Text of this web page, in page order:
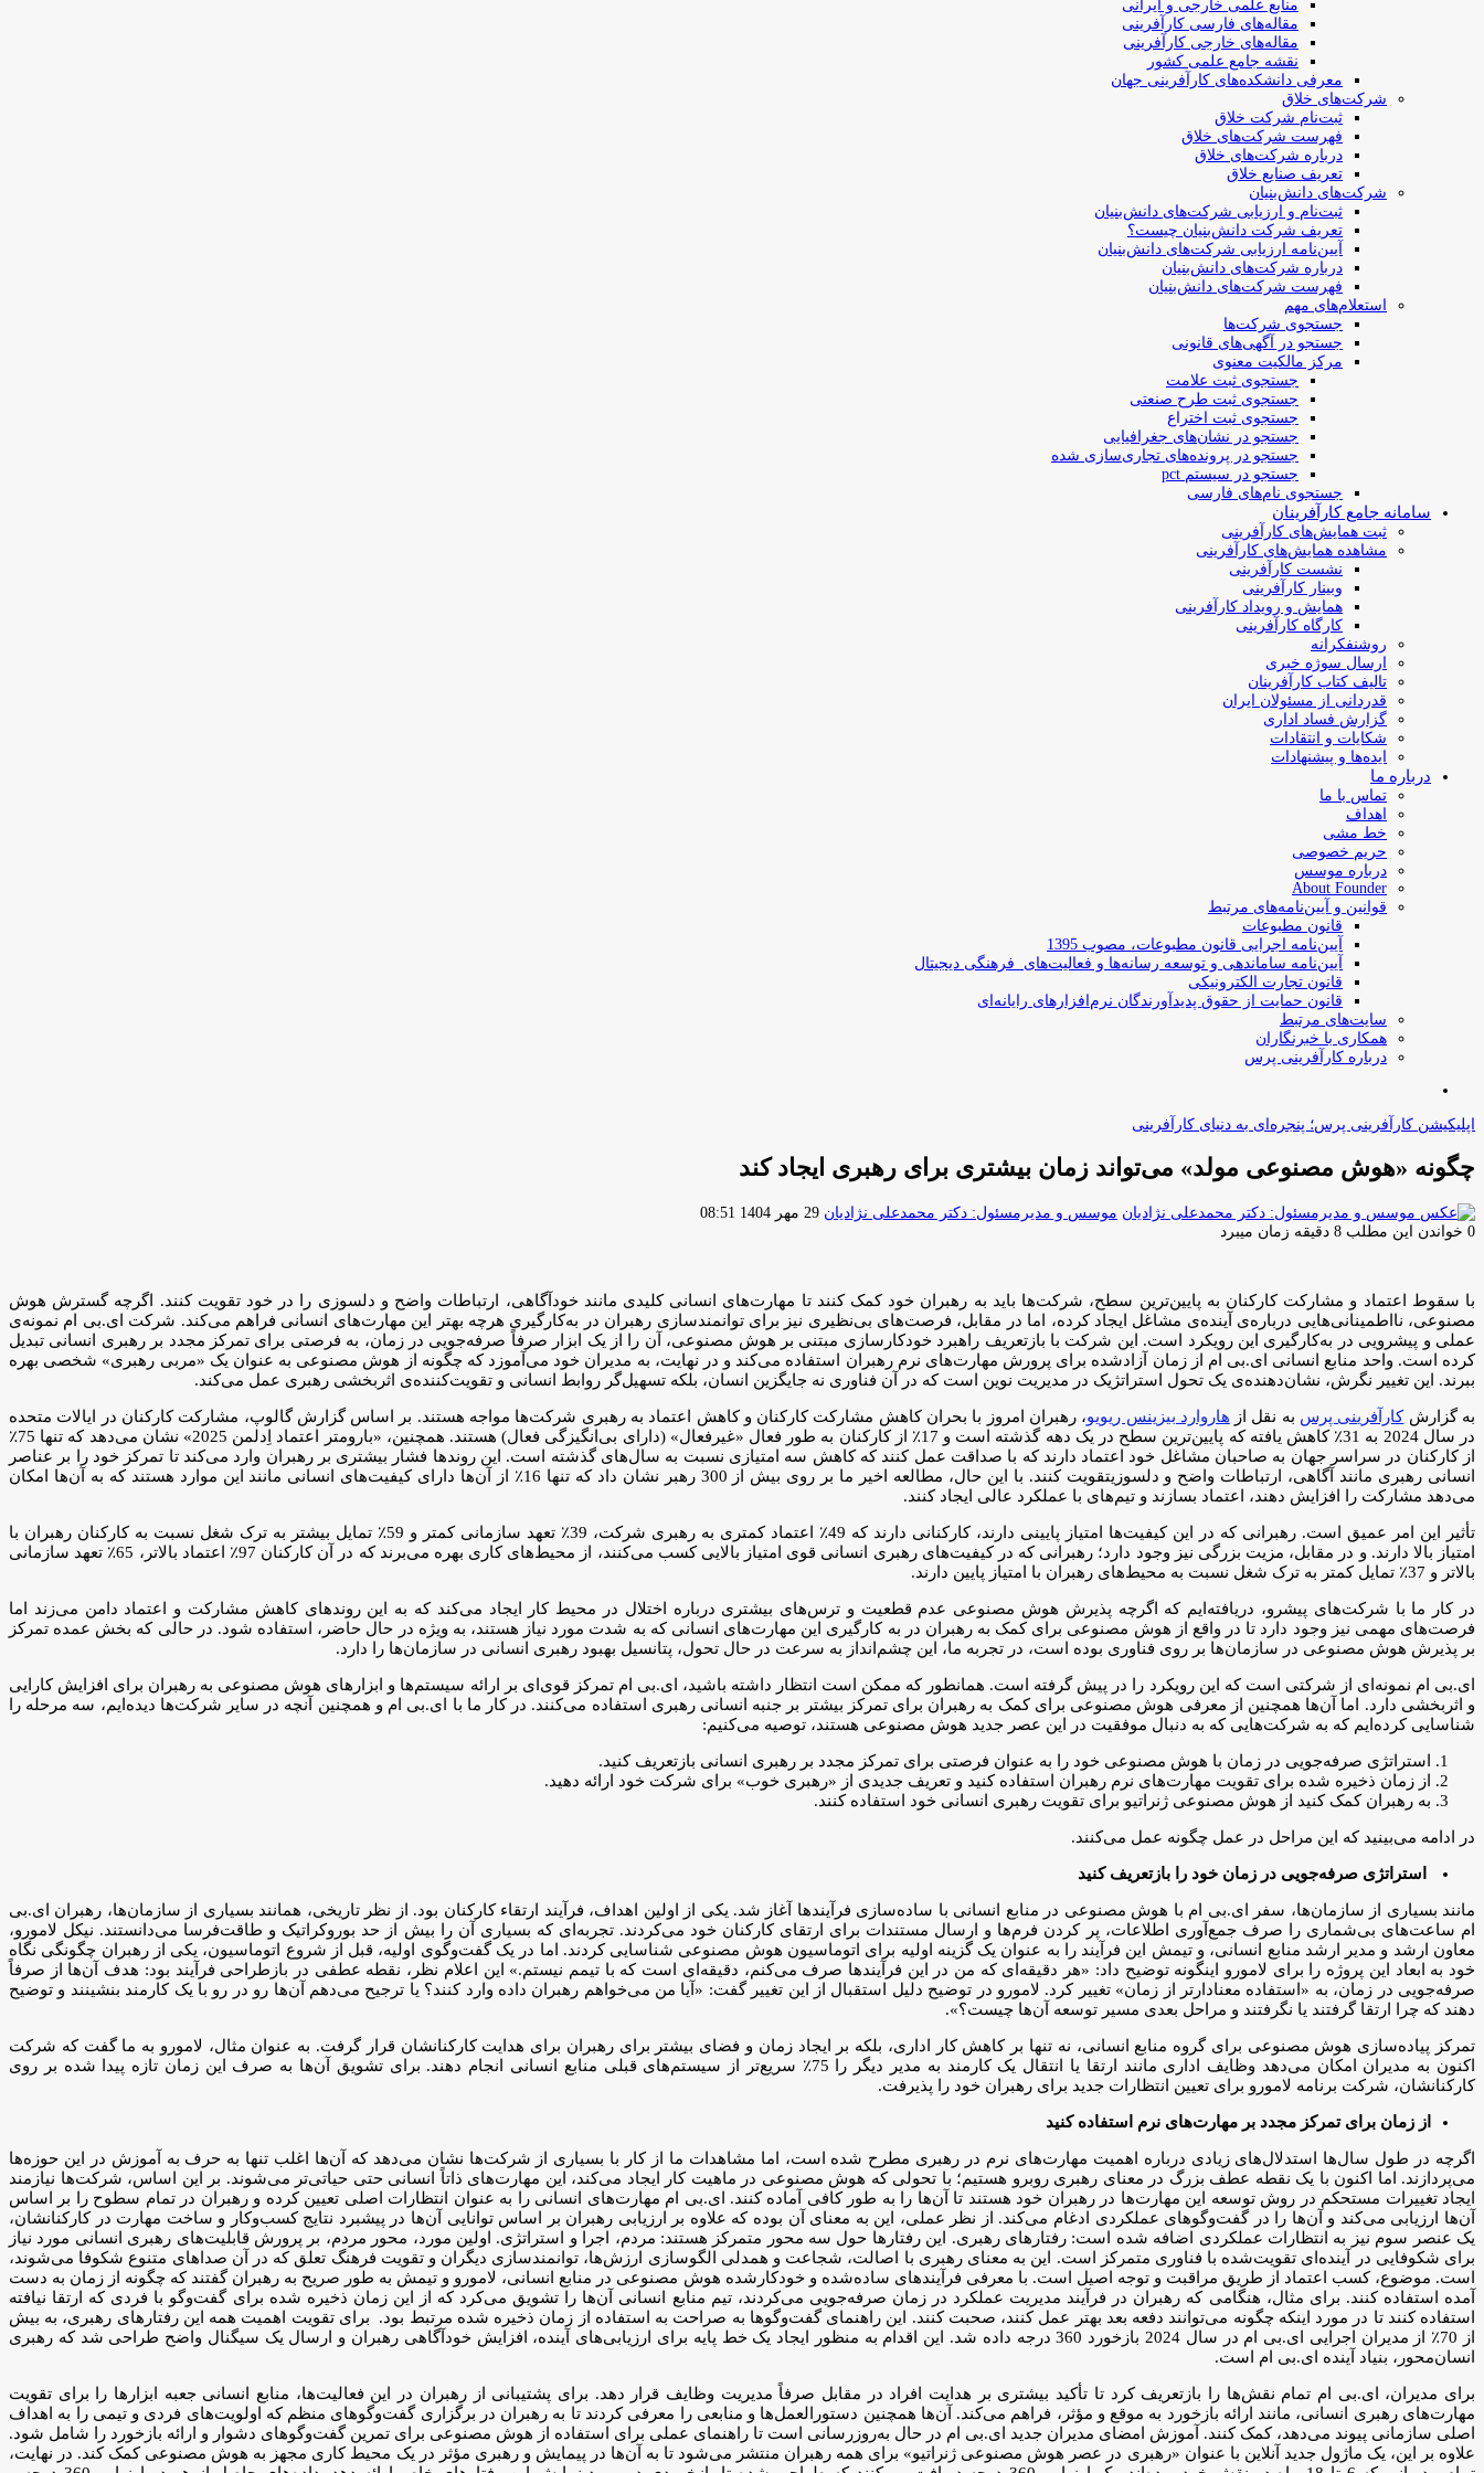
منابع علمی خارجی و ایرانی
مقاله‌های فارسی کارآفرینی
مقاله‌های خارجی کارآفرینی
نقشه جامع علمی کشور
معرفی دانشکده‌های کارآفرینی جهان
شرکت‌های خلاق
ثبت‌نام شرکت خلاق
فهرست شرکت‌های خلاق
درباره شرکت‌های خلاق
تعریف صنایع خلاق
شرکت‌های دانش‌بنیان
ثبت‌نام و ارزیابی شرکت‌های دانش‌بنیان
تعریف شرکت دانش‌بنیان چیست؟
آیین‌نامه ارزیابی شرکت‌های دانش‌بنیان
درباره شرکت‌های دانش‌بنیان
فهرست شرکت‌های دانش‌بنیان
استعلام‌های مهم
جستجوی شرکت‌ها
جستجو در آگهی‌های قانونی
مرکز مالکیت معنوی
جستجوی ثبت علامت
جستجوی ثبت طرح صنعتی
جستجوی ثبت اختراع
جستجو در نشان‌های جغرافیایی
جستجو در پرونده‌های تجاری‌سازی شده
جستجو در سیستم pct
جستجوی نام‌های فارسی
سامانه جامع کارآفرینان
ثبت همایش‌های کارآفرینی
مشاهده همایش‌های کارآفرینی
نشست کارآفرینی
وبینار کارآفرینی
همایش و رویداد کارآفرینی
کارگاه کارآفرینی
روشنفکرانه
ارسال سوژه‌ خبری
تالیف کتاب کارآفرینان
قدردانی از مسئولان ایران
گزارش فساد اداری
شکایات و انتقادات
ایده‌ها و پیشنهادات
درباره ما
تماس با ما
اهداف
خط مشی
حریم خصوصی
درباره موسس
About Founder
قوانین و آیین‌نامه‌های مرتبط
‌قانون مطبوعات
آیین‌نامه اجرایی قانون مطبوعات، مصوب 1395
آیین‌نامه سامان­دهی و توسعه رسانه­‌ها و فعالیت‌­های فرهنگی دیجیتال
قانون تجارت الکترونیکی
قانون حمایت از حقوق پدیدآورندگان نرم‌افزارهای رایانه‌ای
سایت‌های مرتبط
همکاری با خبرنگاران
درباره کارآفرینی پرس
اپلیکیشن کارآفرینی پرس؛ پنجره‌ای به دنیای کارآفرینی
چگونه «هوش مصنوعی مولد» می‌تواند زمان بیشتری برای رهبری ایجاد کند
موسس و مدیرمسئول: دکتر محمدعلی نژادیان ارسال
29 مهر 1404 08:51
0 خواندن این مطلب 8 دقیقه زمان میبرد
با سقوط اعتماد و مشارکت کارکنان به پایین‌ترین سطح، شرکت‌ها باید به رهبران خود کمک کنند تا مهارت‌های انسانی کلیدی مانند خودآگاهی، ارتباطات واضح و دلسوزی را در خود تقویت کنند. اگرچه گسترش هوش
مصنوعی، نااطمینانی‌هایی درباره‌ی آینده‌ی مشاغل ایجاد کرده، اما در مقابل، فرصت‌های بی‌نظیری نیز برای توانمندسازی رهبران در به‌کارگیری هرچه بهتر این مهارت‌های انسانی فراهم می‌کند. شرکت ای.بی ام نمونه‌ی
عملی و پیشرویی در به‌کارگیری این رویکرد است. این شرکت با بازتعریف راهبرد خودکارسازی مبتنی بر هوش مصنوعی، آن را از یک ابزار صرفاً صرفه‌جویی در زمان، به فرصتی برای تمرکز مجدد بر رهبری انسانی تبدیل
کرده است. واحد منابع انسانی ای.بی ام از زمان آزادشده برای پرورش مهارت‌های نرم رهبران استفاده می‌کند و در نهایت، به مدیران خود می‌آموزد که چگونه از هوش مصنوعی به عنوان یک «مربی رهبری» شخصی بهره
ببرند. این تغییر نگرش، نشان‌دهنده‌ی یک تحول استراتژیک در مدیریت نوین است که در آن فناوری نه جایگزین انسان، بلکه تسهیل‌گر روابط انسانی و تقویت‌کننده‌ی اثربخشی رهبری عمل می‌کند.
به گزارشکارآفرینی پرس به نقل از هاروارد بیزینس ریویو، رهبران امروز با بحران کاهش مشارکت کارکنان و کاهش اعتماد به رهبری شرکت‌ها مواجه هستند. بر اساس گزارش گالوپ، مشارکت کارکنان در ایالات متحده
در سال 2024 به 31٪ کاهش یافته که پایین‌ترین سطح در یک دهه گذشته است و 17٪ از کارکنان به طور فعال «غیرفعال» (دارای بی‌انگیزگی فعال) هستند. همچنین، «بارومتر اعتماد اِدلمن 2025» نشان می‌دهد که تنها 75٪
از کارکنان در سراسر جهان به صاحبان مشاغل خود اعتماد دارند که با صداقت عمل کنند که کاهش سه امتیازی نسبت به سال‌های گذشته است. این روندها فشار بیشتری بر رهبران وارد می‌کند تا تمرکز خود را بر عناصر
انسانی رهبری مانند آگاهی، ارتباطات واضح و دلسوزیتقویت کنند. با این حال، مطالعه اخیر ما بر روی بیش از 300 رهبر نشان داد که تنها 16٪ از آن‌ها دارای کیفیت‌های انسانی مانند این موارد هستند که به آن‌ها امکان
می‌دهد مشارکت را افزایش دهند، اعتماد بسازند و تیم‌های با عملکرد عالی ایجاد کنند.
تأثیر این امر عمیق است. رهبرانی که در این کیفیت‌ها امتیاز پایینی دارند، کارکنانی دارند که 49٪ اعتماد کمتری به رهبری شرکت، 39٪ تعهد سازمانی کمتر و 59٪ تمایل بیشتر به ترک شغل نسبت به کارکنان رهبران با
امتیاز بالا دارند. و در مقابل، مزیت بزرگی نیز وجود دارد؛ رهبرانی که در کیفیت‌های رهبری انسانی قوی امتیاز بالایی کسب می‌کنند، از محیط‌های کاری بهره می‌برند که در آن کارکنان 97٪ اعتماد بالاتر، 65٪ تعهد سازمانی
بالاتر و 37٪ تمایل کمتر به ترک شغل نسبت به محیط‌های رهبران با امتیاز پایین دارند.
در کار ما با شرکت‌های پیشرو، دریافته‌ایم که اگرچه پذیرش هوش مصنوعی عدم قطعیت و ترس‌های بیشتری درباره اختلال در محیط کار ایجاد می‌کند که به این روندهای کاهش مشارکت و اعتماد دامن می‌زند اما
فرصت‌های مهمی نیز وجود دارد تا در واقع از هوش مصنوعی برای کمک به رهبران در به کارگیری این مهارت‌های انسانی که به شدت مورد نیاز هستند، به ویژه در حال حاضر، استفاده شود. در حالی که بخش عمده تمرکز
بر پذیرش هوش مصنوعی در سازمان‌ها بر روی فناوری بوده است، در تجربه ما، این چشم‌انداز به سرعت در حال تحول، پتانسیل بهبود رهبری انسانی در سازمان‌ها را دارد.
ای.بی ام نمونه‌ای از شرکتی است که این رویکرد را در پیش گرفته است. همانطور که ممکن است انتظار داشته باشید، ای.بی ام تمرکز قوی‌ای بر ارائه سیستم‌ها و ابزارهای هوش مصنوعی به رهبران برای افزایش کارایی
و اثربخشی دارد. اما آن‌ها همچنین از معرفی هوش مصنوعی برای کمک به رهبران برای تمرکز بیشتر بر جنبه انسانی رهبری استفاده می‌کنند. در کار ما با ای.بی ام و همچنین آنچه در سایر شرکت‌ها دیده‌ایم، سه مرحله را
شناسایی کرده‌ایم که به شرکت‌هایی که به دنبال موفقیت در این عصر جدید هوش مصنوعی هستند، توصیه می‌کنیم:
استراتژی صرفه‌جویی در زمان با هوش مصنوعی خود را به عنوان فرصتی برای تمرکز مجدد بر رهبری انسانی بازتعریف کنید.
از زمان ذخیره شده برای تقویت مهارت‌های نرم رهبران استفاده کنید و تعریف جدیدی از «رهبری خوب» برای شرکت خود ارائه دهید.
به رهبران کمک کنید از هوش مصنوعی ژنراتیو برای تقویت رهبری انسانی خود استفاده کنند.
در ادامه می‌بینید که این مراحل در عمل چگونه عمل می‌کنند.
استراتژی صرفه‌جویی در زمان خود را بازتعریف کنید
مانند بسیاری از سازمان‌ها، سفر ای.بی ام با هوش مصنوعی در منابع انسانی با ساده‌سازی فرآیندها آغاز شد. یکی از اولین اهداف، فرآیند ارتقاء کارکنان بود. از نظر تاریخی، همانند بسیاری از سازمان‌ها، رهبران ای.بی
ام ساعت‌های بی‌شماری را صرف جمع‌آوری اطلاعات، پر کردن فرم‌ها و ارسال مستندات برای ارتقای کارکنان خود می‌کردند. تجربه‌ای که بسیاری آن را بیش از حد بوروکراتیک و طاقت‌فرسا می‌دانستند. نیکل لامورو،
معاون ارشد و مدیر ارشد منابع انسانی، و تیمش این فرآیند را به عنوان یک گزینه اولیه برای اتوماسیون هوش مصنوعی شناسایی کردند. اما در یک گفت‌وگوی اولیه، قبل از شروع اتوماسیون، یکی از رهبران چگونگی نگاه
خود به ابعاد این پروژه را برای لامورو اینگونه توضیح داد: «هر دقیقه‌ای که من در این فرآیندها صرف می‌کنم، دقیقه‌ای است که با تیمم نیستم.» این اعلام نظر، نقطه عطفی در بازطراحی فرآیند بود: هدف آن‌ها از صرفاً
صرفه‌جویی در زمان، به «استفاده معنادارتر از زمان» تغییر کرد. لامورو در توضیح دلیل استقبال از این تغییر گفت: «آیا من می‌خواهم رهبران داده وارد کنند؟ یا ترجیح می‌دهم آن‌ها رو در رو با یک کارمند بنشینند و توضیح
دهند که چرا ارتقا گرفتند یا نگرفتند و مراحل بعدی مسیر توسعه آن‌ها چیست؟».
تمرکز پیاده‌سازی هوش مصنوعی برای گروه منابع انسانی، نه تنها بر کاهش کار اداری، بلکه بر ایجاد زمان و فضای بیشتر برای رهبران برای هدایت کارکنانشان قرار گرفت. به عنوان مثال، لامورو به ما گفت که شرکت
اکنون به مدیران امکان می‌دهد وظایف اداری مانند ارتقا یا انتقال یک کارمند به مدیر دیگر را 75٪ سریع‌تر از سیستم‌های قبلی منابع انسانی انجام دهند. برای تشویق آن‌ها به صرف این زمان تازه پیدا شده بر روی
کارکنانشان، شرکت برنامه لامورو برای تعیین انتظارات جدید برای رهبران خود را پذیرفت.
از زمان برای تمرکز مجدد بر مهارت‌های نرم استفاده کنید
اگرچه در طول سال‌ها استدلال‌های زیادی درباره اهمیت مهارت‌های نرم در رهبری مطرح شده است، اما مشاهدات ما از کار با بسیاری از شرکت‌ها نشان می‌دهد که آن‌ها اغلب تنها به حرف به آموزش در این حوزه‌ها
می‌پردازند. اما اکنون با یک نقطه عطف بزرگ در معنای رهبری روبرو هستیم؛ با تحولی که هوش مصنوعی در ماهیت کار ایجاد می‌کند، این مهارت‌های ذاتاً انسانی حتی حیاتی‌تر می‌شوند. بر این اساس، شرکت‌ها نیازمند
ایجاد تغییرات مستحکم در روش توسعه این مهارت‌ها در رهبران خود هستند تا آن‌ها را به طور کافی آماده کنند. ای.بی ام مهارت‌های انسانی را به عنوان انتظارات اصلی تعیین کرده و رهبران در تمام سطوح را بر اساس
آن‌ها ارزیابی می‌کند و آن‌ها را در گفت‌وگوهای عملکردی ادغام می‌کند. از نظر عملی، این به معنای آن بوده که علاوه بر ارزیابی رهبران بر اساس توانایی آن‌ها در پیشبرد نتایج کسب‌وکار و ساخت مهارت در کارکنانشان،
یک عنصر سوم نیز به انتظارات عملکردی اضافه شده است: رفتارهای رهبری. این رفتارها حول سه محور متمرکز هستند: مردم، اجرا و استراتژی. اولین مورد، محور مردم، بر پرورش قابلیت‌های رهبری انسانی مورد نیاز
برای شکوفایی در آینده‌ای تقویت‌شده با فناوری متمرکز است. این به معنای رهبری با اصالت، شجاعت و همدلی الگوسازی ارزش‌ها، توانمندسازی دیگران و تقویت فرهنگ تعلق که در آن صداهای متنوع شکوفا می‌شوند،
است. موضوع، کسب اعتماد از طریق مراقبت و توجه اصیل است. با معرفی فرآیندهای ساده‌شده و خودکارشده هوش مصنوعی در منابع انسانی، لامورو و تیمش به طور صریح به رهبران گفتند که چگونه از زمان به دست
آمده استفاده کنند. برای مثال، هنگامی که رهبران در فرآیند مدیریت عملکرد در زمان صرفه‌جویی می‌کردند، تیم منابع انسانی آن‌ها را تشویق می‌کرد که از این زمان ذخیره شده برای گفت‌وگو با فردی که ارتقا نیافته
استفاده کنند تا در مورد اینکه چگونه می‌توانند دفعه بعد بهتر عمل کنند، صحبت کنند. این راهنمای گفت‌وگوها به صراحت به استفاده از زمان ذخیره شده مرتبط بود. برای تقویت اهمیت همه این رفتارهای رهبری، به بیش
از 70٪ از مدیران اجرایی ای.بی ام در سال 2024 بازخورد 360 درجه داده شد. این اقدام به منظور ایجاد یک خط پایه برای ارزیابی‌های آینده، افزایش خودآگاهی رهبران و ارسال یک سیگنال واضح طراحی شد که رهبری
انسان‌محور، بنیاد آینده ای.بی ام است.
برای مدیران، ای.بی ام تمام نقش‌ها را بازتعریف کرد تا تأکید بیشتری بر هدایت افراد در مقابل صرفاً مدیریت وظایف قرار دهد. برای پشتیبانی از رهبران در این فعالیت‌ها، منابع انسانی جعبه ابزارها را برای تقویت
مهارت‌های رهبری انسانی، مانند ارائه بازخورد به موقع و مؤثر، فراهم می‌کند. آن‌ها همچنین دستورالعمل‌ها و منابعی را معرفی کردند تا به رهبران در برگزاری گفت‌وگوهای منظم که اولویت‌های فردی و تیمی را به اهداف
اصلی سازمانی پیوند می‌دهد، کمک کنند. آموزش امضای مدیران جدید ای.بی ام در حال به‌روزرسانی است تا راهنمای عملی برای استفاده از هوش مصنوعی برای تمرین گفت‌وگوهای دشوار و ارائه بازخورد را شامل شود.
علاوه بر این، یک ماژول جدید آنلاین با عنوان «رهبری در عصر هوش مصنوعی ژنراتیو» برای همه رهبران منتشر می‌شود تا به آن‌ها در پیمایش و رهبری مؤثر در یک محیط کاری مجهز به هوش مصنوعی کمک کند. در نهایت،